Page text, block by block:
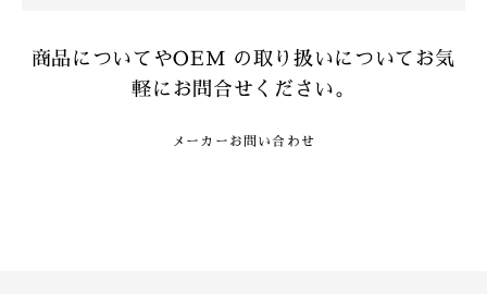
商品についてやOEM の取り扱いについてお気
軽にお問合せください。
メーカーお問い合わせ